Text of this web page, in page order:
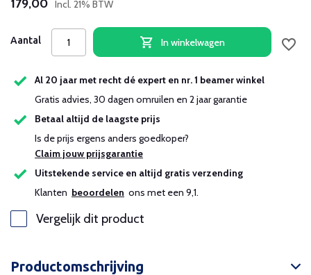
179,00 Incl. 21% BTW
Aantal In winkelwagen
Al 20 jaar met recht dé expert en nr. 1 beamer winkel
Gratis advies, 30 dagen omruilen en 2 jaar garantie
Betaal altijd de laagste prijs
Is de prijs ergens anders goedkoper?
Claim jouw prijsgarantie
Uitstekende service en altijd gratis verzending
Klanten beoordelen ons met een 9,1.
Vergelijk dit product
Productomschrijving